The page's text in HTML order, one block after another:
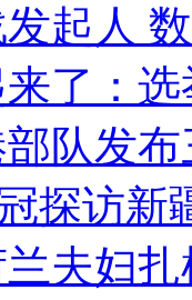
起人
了：
队发
探访新
兰夫妇